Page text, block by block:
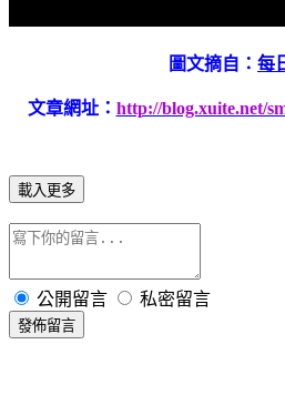
圖文摘自： 每
文章網址： http://blog.xuite.net/
載入更多
公開留言 私密留言
發佈留言